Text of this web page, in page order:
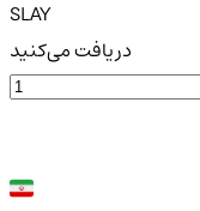
SLAY
دریافت می‌کنید